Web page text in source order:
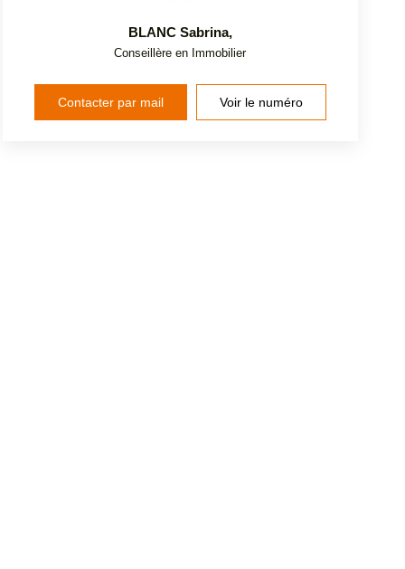
BLANC Sabrina,
Conseillère en Immobilier
Contacter par mail Voir le numéro